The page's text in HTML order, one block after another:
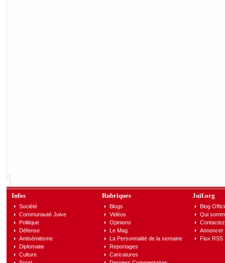
Infos
Société
Communauté Juive
Politique
Défense
Antisémitisme
Diplomatie
Culture
Rubriques
Blogs
Vidéos
Opinions
Le Mag
La Personnalité de la semaine
Reportages
Caricatures
Juif.org
Blog
Qui
Annoncer
Flux RSS